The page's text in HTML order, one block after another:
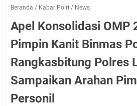
Beranda / Kabar Polri / News
Apel Konsolidasi OMP
Pimpin Kanit Binmas
Rangkasbitung Polres
Sampaikan Arahan
Personil